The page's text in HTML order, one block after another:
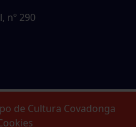
nº 290
de Cultura Covadonga